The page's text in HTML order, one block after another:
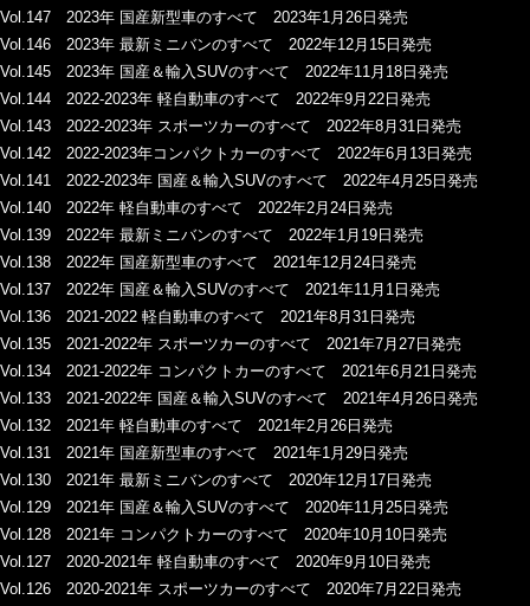
Vol.147 2023年 国産新型車のすべて 2023年1月26日発売
Vol.146 2023年 最新ミニバンのすべて 2022年12月15日発売
Vol.145 2023年 国産＆輸入SUVのすべて 2022年11月18日発売
Vol.144 2022-2023年 軽自動車のすべて 2022年9月22日発売
Vol.143 2022-2023年 スポーツカーのすべて 2022年8月31日発売
Vol.142 2022-2023年コンパクトカーのすべて 2022年6月13日発売
Vol.141 2022-2023年 国産＆輸入SUVのすべて 2022年4月25日発売
Vol.140 2022年 軽自動車のすべて 2022年2月24日発売
Vol.139 2022年 最新ミニバンのすべて 2022年1月19日発売
Vol.138 2022年 国産新型車のすべて 2021年12月24日発売
Vol.137 2022年 国産＆輸入SUVのすべて 2021年11月1日発売
Vol.136 2021-2022 軽自動車のすべて 2021年8月31日発売
Vol.135 2021-2022年 スポーツカーのすべて 2021年7月27日発売
Vol.134 2021-2022年 コンパクトカーのすべて 2021年6月21日発売
Vol.133 2021-2022年 国産＆輸入SUVのすべて 2021年4月26日発売
Vol.132 2021年 軽自動車のすべて 2021年2月26日発売
Vol.131 2021年 国産新型車のすべて 2021年1月29日発売
Vol.130 2021年 最新ミニバンのすべて 2020年12月17日発売
Vol.129 2021年 国産＆輸入SUVのすべて 2020年11月25日発売
Vol.128 2021年 コンパクトカーのすべて 2020年10月10日発売
Vol.127 2020-2021年 軽自動車のすべて 2020年9月10日発売
Vol.126 2020-2021年 スポーツカーのすべて 2020年7月22日発売